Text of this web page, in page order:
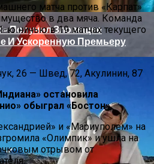
Получил Зловещее
И Ускоренную Премьеру
матча против «Карпат»
в два мяча. Команда
ю ничью в 19 матчах текущего
26 — Швед, 72, Акулинин, 87
остановила
обыграл «Бостон»
и «Мариуполем» на
«Олимпик» и ушла на
отрывом от